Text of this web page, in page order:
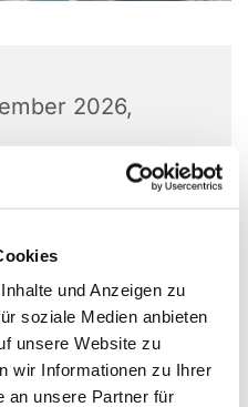
und Anzeigen zu
soziale Medien anbieten
unsere Website zu
wir Informationen zu Ihrer
an unsere Partner für
2026,
Saal, Laerer